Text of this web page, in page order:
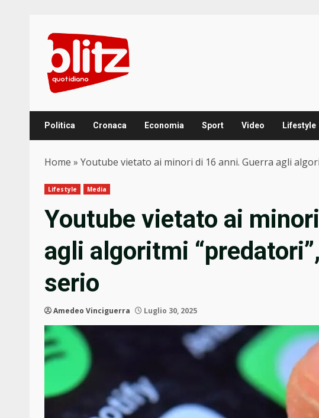
content
Politica Cronaca Economia Sport Video Lifestyle
Home » Youtube vietato ai minori di 16 anni. Guerra agli
Lifestyle Media
Youtube vietato ai
agli algoritmi
serio
Amedeo Vinciguerra Luglio 30, 2025